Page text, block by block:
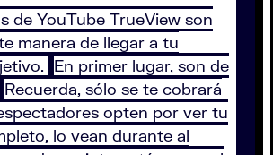
de YouTube TrueView son
manera de llegar a tu
En primer lugar, son de
Recuerda, sólo se te cobrará
opten por ver tu
lo vean durante al